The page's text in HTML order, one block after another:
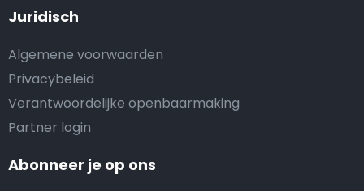
Juridisch
Algemene voorwaarden
Privacybeleid
Verantwoordelijke openbaarmaking
Partner login
Abonneer je op ons